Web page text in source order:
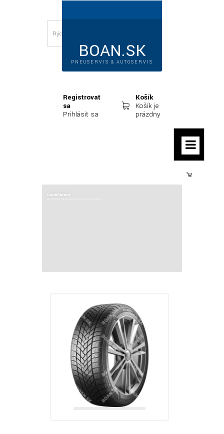
BOAN.SK
PNEUSERVIS & AUTOSERVIS
Registrovať
sa
Prihlásiť sa
Košík
Košík je
prázdny
ContiGarant